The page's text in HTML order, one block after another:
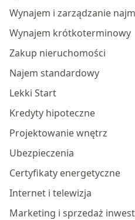
Wynajem i zarządzanie
Wynajem krótkoterminowy
Zakup nieruchomości
Najem standardowy
Lekki Start
Kredyty hipoteczne
Projektowanie wnętrz
Ubezpieczenia
Certyfikaty energetyczne
Internet i telewizja
Marketing i sprzedaż